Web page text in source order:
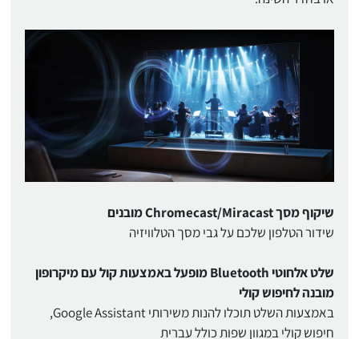
שיקוף מסך Chromecast/Miracast מובנים
שידור הטלפון שלכם על גבי מסך הטלוויזיה
שלט אלחוטי Bluetooth מופעל באמצעות קול עם מיקרופון
מובנה לחיפוש קולי
באמצעות השלט תוכלו להנות משירותי Google Assistant,
חיפוש קולי במגוון שפות כולל עברית